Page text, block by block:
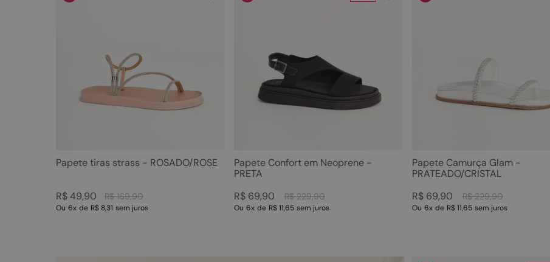
Flatforms
AVELA
LEMON
Ver mais 28
39
Ver mais 2
Papete tiras strass - ROSADO/ROSE
R$ 169,90
R$49,90
Ou 6x de R$ 8,31 sem juros
Papete Confort em Neoprene -
PRETA
R$ 229,90
R$ 69,90
Ou 6x de R$ 11,65 sem juros
Papete Camurça Glam -
PRATEADO/CRISTAL
R$ 229,90
R$ 69,90
Ou 6x de R$ 11,65 sem juros